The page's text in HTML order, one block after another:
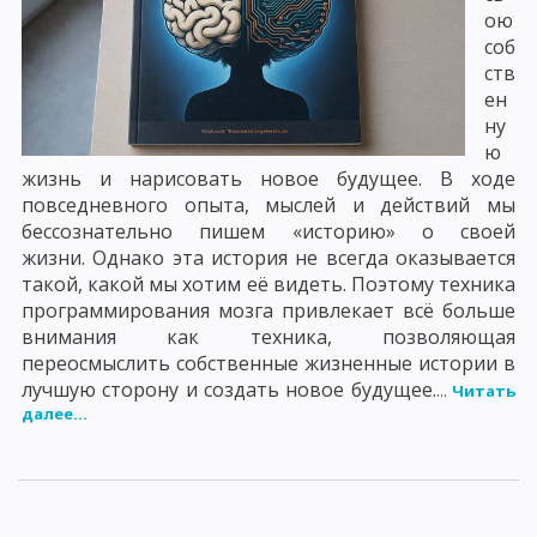
ою
соб
ств
ен
ну
ю
жизнь и нарисовать новое будущее. В ходе
повседневного опыта, мыслей и действий мы
бессознательно пишем «историю» о своей
жизни. Однако эта история не всегда оказывается
такой, какой мы хотим её видеть. Поэтому техника
программирования мозга привлекает всё больше
внимания как техника, позволяющая
переосмыслить собственные жизненные истории в
лучшую сторону и создать новое будущее.... Читать
далее...